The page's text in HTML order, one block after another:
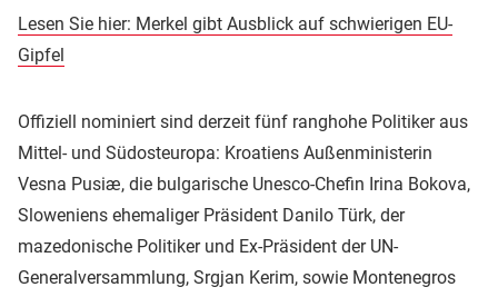
Lesen Sie hier: Merkel gibt Ausblick auf schwierigen EU-
Gipfel
Offiziell nominiert sind derzeit fünf ranghohe Politiker aus
Mittel- und Südosteuropa: Kroatiens Außenministerin
Vesna Pusiæ, die bulgarische Unesco-Chefin Irina Bokova,
Sloweniens ehemaliger Präsident Danilo Türk, der
mazedonische Politiker und Ex-Präsident der UN-
Generalversammlung, Srgjan Kerim, sowie Montenegros